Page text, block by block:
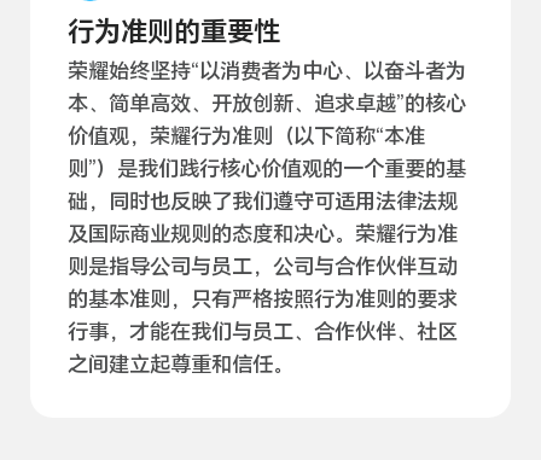
行为准则的重要性
荣耀始终坚持“以消费者为中心、以奋斗者为
本、简单高效、开放创新、追求卓越”的核心
价值观，荣耀行为准则（以下简称“本准
则”）是我们践行核心价值观的一个重要的基
础，同时也反映了我们遵守可适用法律法规
及国际商业规则的态度和决心。荣耀行为准
则是指导公司与员工，公司与合作伙伴互动
的基本准则，只有严格按照行为准则的要求
行事，才能在我们与员工、合作伙伴、社区
之间建立起尊重和信任。